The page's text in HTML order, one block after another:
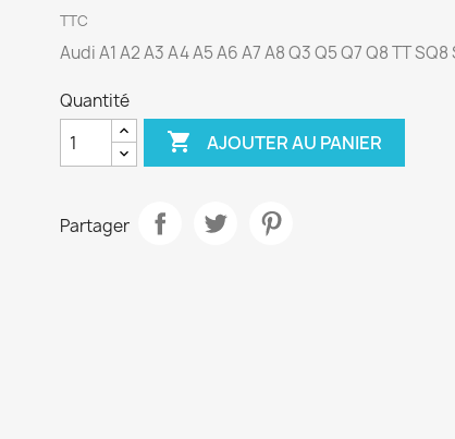
TTC
Audi A1 A2 A3 A4 A5 A6 A7 A8 Q3 Q5 Q7 Q8 TT SQ8
Quantité
 AJOUTER AU PANIER
Partager